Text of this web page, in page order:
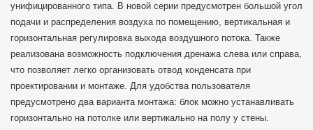
унифицированного типа. В новой серии предусмотрен большой угол
подачи и распределения воздуха по помещению, вертикальная и
горизонтальная регулировка выхода воздушного потока. Также
реализована возможность подключения дренажа слева или справа,
что позволяет легко организовать отвод конденсата при
проектировании и монтаже. Для удобства пользователя
предусмотрено два варианта монтажа: блок можно устанавливать
горизонтально на потолке или вертикально на полу у стены.